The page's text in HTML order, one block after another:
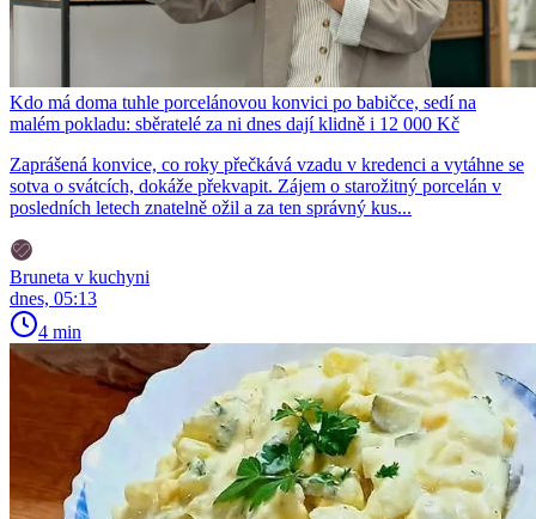
Kdo má doma tuhle porcelánovou konvici po babičce, sedí na
malém pokladu: sběratelé za ni dnes dají klidně i 12 000 Kč
Zaprášená konvice, co roky přečkává vzadu v kredenci a vytáhne se
sotva o svátcích, dokáže překvapit. Zájem o starožitný porcelán v
posledních letech znatelně ožil a za ten správný kus...
Bruneta v kuchyni
dnes, 05:13
4 min